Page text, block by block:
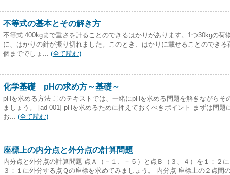
不等式の基本とその解き方
不等式 400kgまで重さを計ることのできるはかりがあります。1つ30kgの荷
に、はかりの針が振り切れました。このとき、はかりに載せることのでき
個まででしょ... (全て読む)
化学基礎 pHの求め方～基礎～
pHを求める方法 このテキストでは、一緒にpHを求める問題を解きながらそ
ましょう。 [ad 001] pHを求めるために押えておくべきポイント まずは問題
お... (全て読む)
座標上の内分点と外分点の計算問題
内分点と外分点の計算問題 点Ａ（－１、－５）と点Ｂ（３、４）を１：２に
３：１に外分する点Ｑの座標を求めてみましょう。 内分点 座標上の２点間